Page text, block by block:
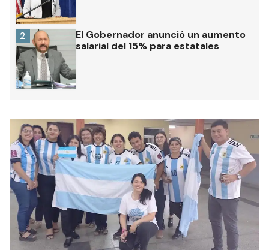
El Gobernador anunció un aumento
salarial del 15% para estatales
2